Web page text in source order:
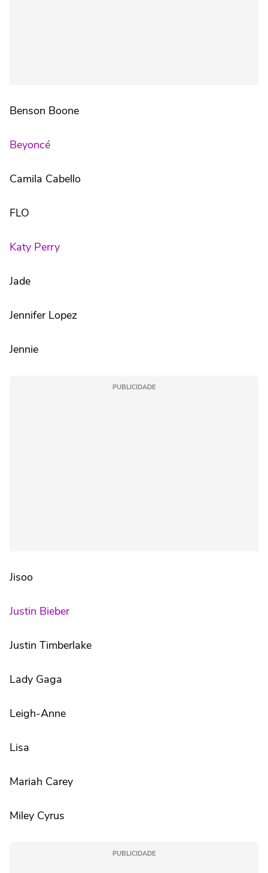
Benson Boone
Beyoncé
Camila Cabello
FLO
Katy Perry
Jade
Jennifer Lopez
Jennie
PUBLICIDADE
Jisoo
Justin Bieber
Justin Timberlake
Lady Gaga
Leigh-Anne
Lisa
Mariah Carey
Miley Cyrus
PUBLICIDADE